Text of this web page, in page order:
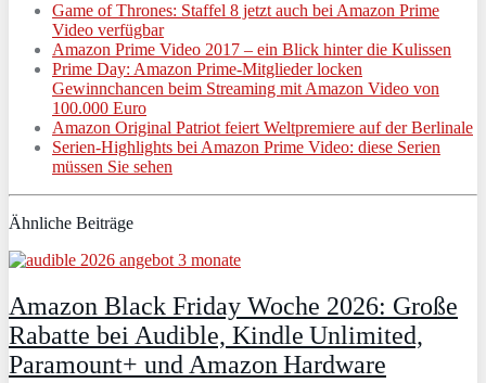
Game of Thrones: Staffel 8 jetzt auch bei Amazon Prime
Video verfügbar
Amazon Prime Video 2017 – ein Blick hinter die Kulissen
Prime Day: Amazon Prime-Mitglieder locken
Gewinnchancen beim Streaming mit Amazon Video von
100.000 Euro
Amazon Original Patriot feiert Weltpremiere auf der Berlinale
Serien-Highlights bei Amazon Prime Video: diese Serien
müssen Sie sehen
Ähnliche Beiträge
Amazon Black Friday Woche 2026: Große
Rabatte bei Audible, Kindle Unlimited,
Paramount+ und Amazon Hardware